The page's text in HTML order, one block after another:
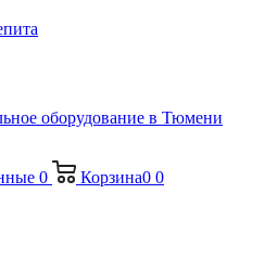
0 Корзина0 0